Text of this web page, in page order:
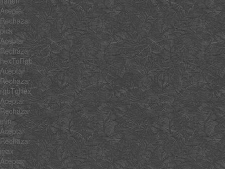
Aceptar
Rechazar
pick
Aceptar
Rechazar
hexToRgb
Aceptar
Rechazar
rgbToHex
Aceptar
Rechazar
min
Aceptar
Rechazar
max
Aceptar